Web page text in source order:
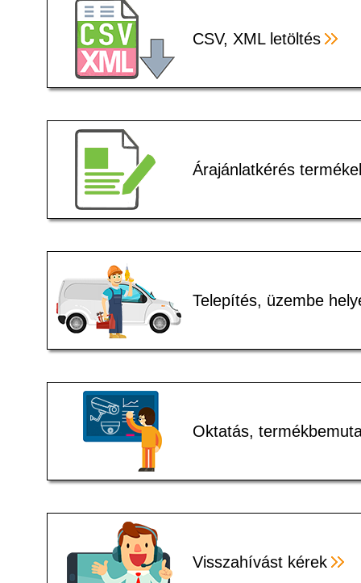
CSV, XML letöltés
Árajánlatkérés
Telepítés, üzembe
Oktatás,
Visszahívást kérek